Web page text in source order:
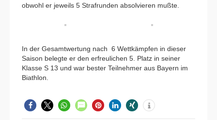
obwohl er jeweils 5 Strafrunden absolvieren mußte.
In der Gesamtwertung nach 6 Wettkämpfen in dieser
Saison belegte er den erfreulichen 5. Platz in seiner
Klasse S 13 und war bester Teilnehmer aus Bayern im
Biathlon.